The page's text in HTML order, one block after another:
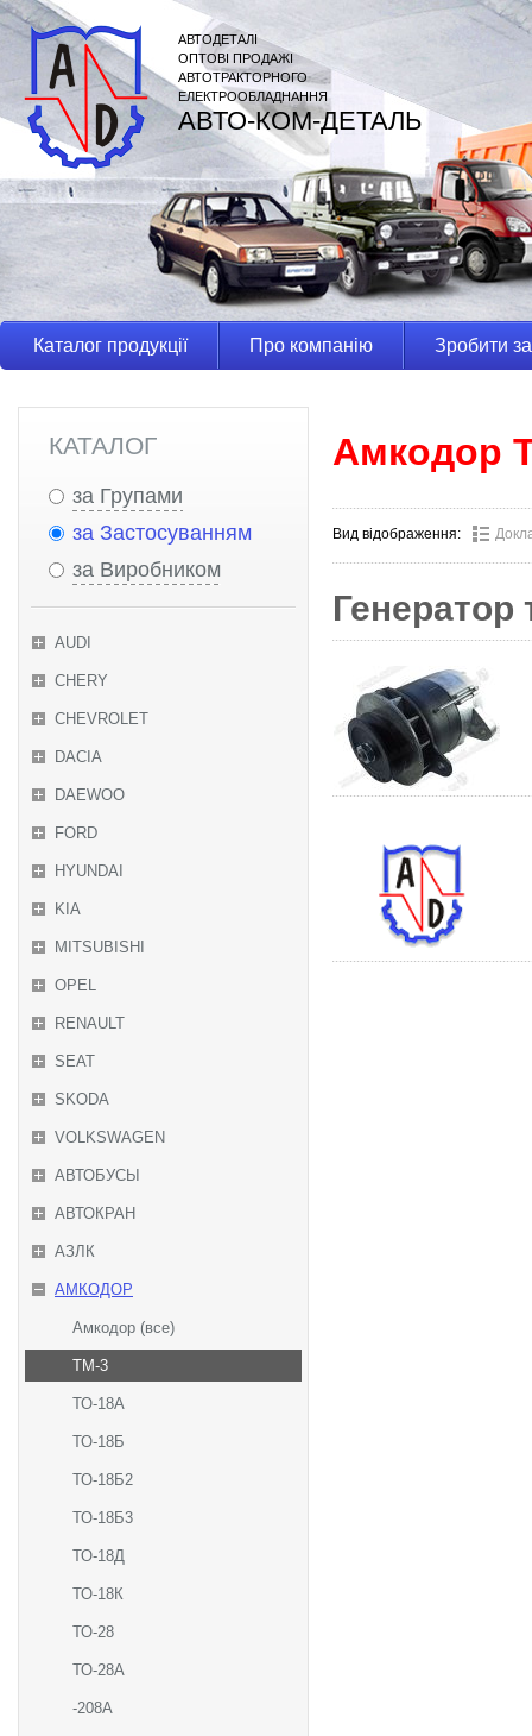
АВТОДЕТАЛІ
ОПТОВІ ПРОДАЖІ
АВТОТРАКТОРНОГО
ЕЛЕКТРООБЛАДНАННЯ
АВТО-КОМ-ДЕТАЛЬ
Каталог продукції Про компанію Зробити
КАТАЛОГ
за Групами
за Застосуванням
за Виробником
AUDI
CHERY
CHEVROLET
DACIA
DAEWOO
FORD
HYUNDAI
KIA
MITSUBISHI
OPEL
RENAULT
SEAT
SKODA
VOLKSWAGEN
АВТОБУСЫ
АВТОКРАН
АЗЛК
АМКОДОР
Амкодор (все)
ТМ-3
ТО-18А
ТО-18Б
ТО-18Б2
ТО-18Б3
ТО-18Д
ТО-18К
ТО-28
ТО-28А
-208А
Амкодор
Вид відображення:
Генератор